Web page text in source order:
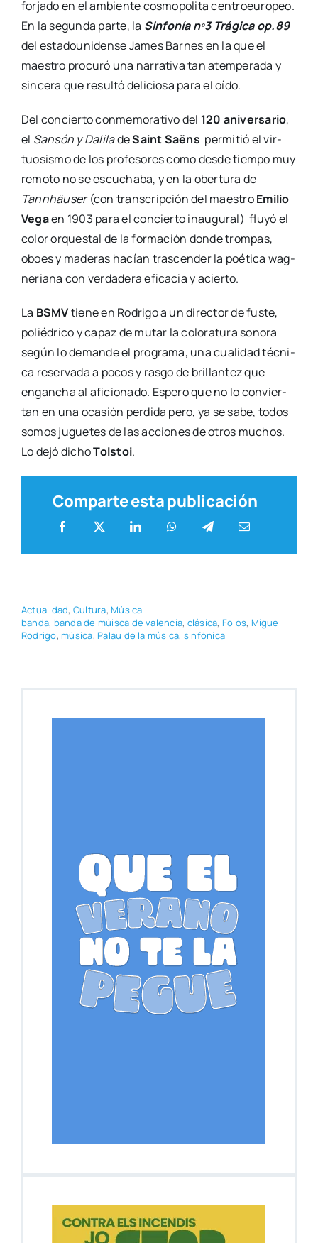
for­ja­do en el ambien­te cos­mo­po­li­ta cen­tro­euro­peo.
En la segun­da par­te, la Sin­fo­nía nº3 Trá­gi­ca op.89
del esta­dou­ni­den­se James Bar­nes en la que el
maes­tro pro­cu­ró una narra­ti­va tan atem­pe­ra­da y
sin­ce­ra que resul­tó deli­cio­sa para el oído.
Del con­cier­to con­me­mo­ra­ti­vo del 120 ani­ver­sa­rio,
el San­són y Dali­ladeSaint Saëns per­mi­tió el vir­
tuo­sis­mo de los pro­fe­so­res como des­de tiem­po muy
remo­to no se escu­cha­ba, y en la ober­tu­ra de
Tannhäu­ser(con trans­crip­ción del maes­troEmi­lio
Vegaen 1903 para el con­cier­to inau­gu­ral) flu­yó el
color orques­tal de la for­ma­ción don­de trom­pas,
oboes y made­ras hacían tras­cen­der la poé­ti­ca wag­
ne­ria­na con ver­da­de­ra efi­ca­cia y acier­to.
La BSMVtie­ne en Rodri­go a un direc­tor de fus­te,
polié­dri­co y capaz de mutar la colo­ra­tu­ra sono­ra
según lo deman­de el pro­gra­ma, una cua­li­dad téc­ni­
ca reser­va­da a pocos y ras­go de bri­llan­tez que
engan­cha al afi­cio­na­do. Espe­ro que no lo con­vier­
tan en una oca­sión per­di­da pero, ya se sabe, todos
somos jugue­tes de las accio­nes de otros muchos.
Lo dejó dichoTols­toi.
Comparte esta publicación
Actua­li­dad, Cul­tu­ra, Músi­ca
ban­da, ban­da de múis­ca de valen­cia, clá­si­ca, Foios, Miguel
Rodri­go, músi­ca, Palau de la músi­ca, sin­fó­ni­ca